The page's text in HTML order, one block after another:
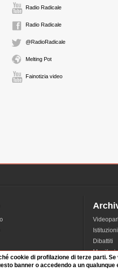
Radio Radicale
Radio Radicale
@RadioRadicale
Melting Pot
Fainotizia video
Istituzioni
Dibattiti
Radicali
cookie di profilazione di terze parti.
banner o accedendo a un